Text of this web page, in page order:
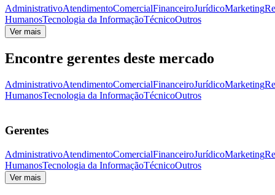
AdministrativoAtendimentoComercialFinanceiroJurídicoMarketing
HumanosTecnologia da InformaçãoTécnicoOutros
Ver mais
Encontre gerentes deste mercado
AdministrativoAtendimentoComercialFinanceiroJurídicoMarketing
HumanosTecnologia da InformaçãoTécnicoOutros
Gerentes
AdministrativoAtendimentoComercialFinanceiroJurídicoMarketing
HumanosTecnologia da InformaçãoTécnicoOutros
Ver mais